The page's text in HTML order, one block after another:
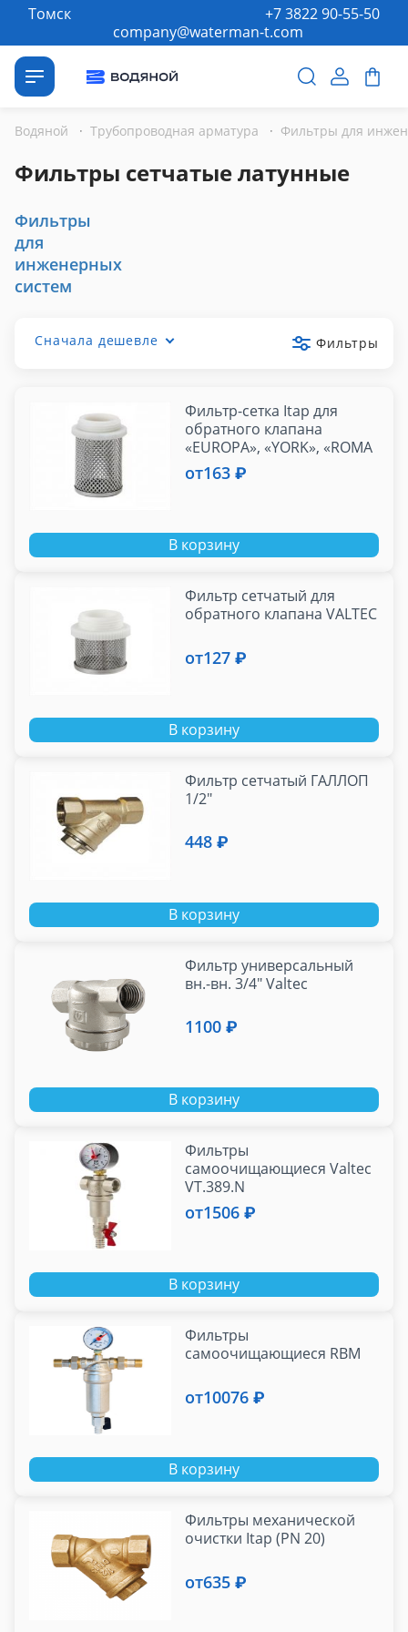
Томск
company@waterman-t.com
+7 3822 90-55-50
Водяной · Трубопроводная арматура · Фильтры для
Фильтры сетчатые латунные
Фильтры
для
инженерных
систем
Сначала дешевле Фильтры
Фильтр-сетка Itap для
обратного клапана
«EUROPA», «YORK», «ROMA
фильтр
от163 ₽
В корзину
Фильтр сетчатый для
обратного клапана VALTEC
от127 ₽
В корзину
Фильтр сетчатый ГАЛЛОП
1/2"
448 ₽
В корзину
Фильтр универсальный
вн.-вн. 3/4" Valtec
1100 ₽
В корзину
Фильтры
самоочищающиеся Valtec
VT.389.N
от1506 ₽
В корзину
Фильтры
самоочищающиеся RBM
от10076 ₽
В корзину
Фильтры механической
очистки Itap (PN 20)
от635 ₽